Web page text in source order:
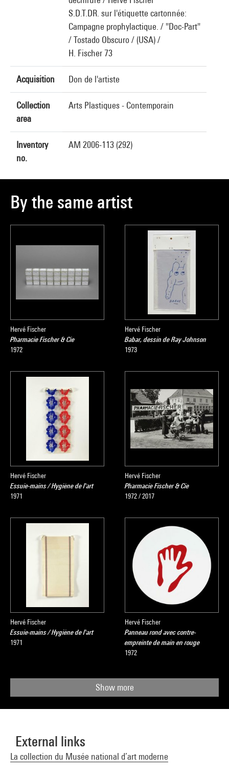
S.D.T.DR. sur l'étiquette cartonnée:
Campagne prophylactique. / "Doc-Part"
/ Tostado Obscuro / (USA) /
H. Fischer 73
Acquisition Don de l'artiste
Collection
area
Arts Plastiques - Contemporain
Inventory
no.
AM 2006-113 (292)
By the same artist
Hervé Fischer
Pharmacie Fischer & Cie
1972
Hervé Fischer
Babar, dessin de Ray Johnson
1973
Hervé Fischer
Essuie-mains / Hygiène de l'art
1971
Hervé Fischer
Pharmacie Fischer & Cie
1972 / 2017
Hervé Fischer
Essuie-mains / Hygiène de l'art
1971
Hervé Fischer
Panneau rond avec contre-
empreinte de main en rouge
1972
Show more
External links
La collection du Musée national d’art moderne